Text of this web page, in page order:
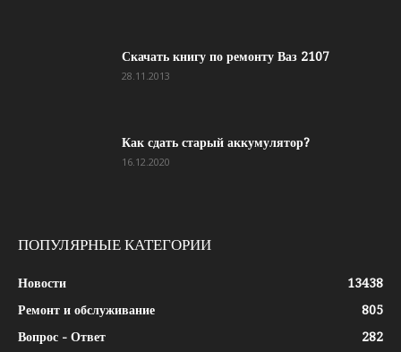
Скачать книгу по ремонту Ваз 2107
28.11.2013
Как сдать старый аккумулятор?
16.12.2020
ПОПУЛЯРНЫЕ КАТЕГОРИИ
Новости
13438
Ремонт и обслуживание
805
Вопрос - Ответ
282